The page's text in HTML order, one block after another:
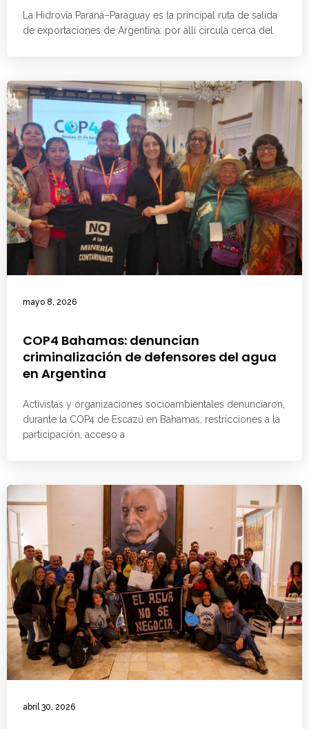
La Hidrovía Paraná–Paraguay es la principal ruta de salida
de exportaciones de Argentina: por allí circula cerca del
mayo 8, 2026
COP4 Bahamas: denuncian
criminalización de defensores del agua
en Argentina
Activistas y organizaciones socioambientales denunciaron,
durante la COP4 de Escazú en Bahamas, restricciones a la
participación, acceso a
abril 30, 2026